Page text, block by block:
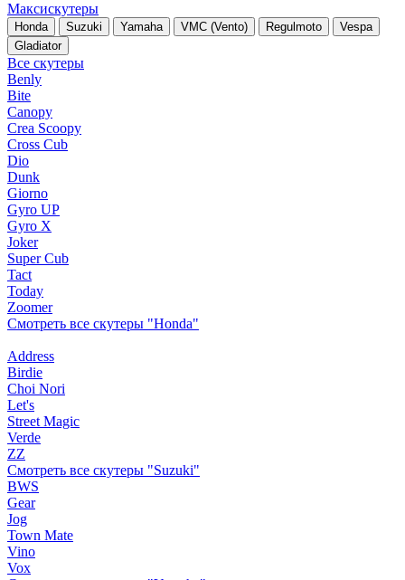
Максискутеры
Honda Suzuki Yamaha VMC (Vento) Regulmoto
Vespa
Gladiator
Все скутеры
Benly
Bite
Canopy
Crea Scoopy
Cross Cub
Dio
Dunk
Giorno
Gyro UP
Gyro X
Joker
Super Cub
Tact
Today
Zoomer
Смотреть все скутеры "Honda"
Address
Birdie
Choi Nori
Let's
Street Magic
Verde
ZZ
Смотреть все скутеры "Suzuki"
BWS
Gear
Jog
Town Mate
Vino
Vox